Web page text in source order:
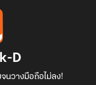
D
นวางมือถือไม่ลง!